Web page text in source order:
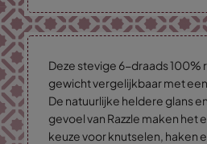
Deze stevige 6-draads 100%
gewicht vergelijkbaar met
De natuurlijke heldere glans
gevoel van Razzle maken het
keuze voor knutselen, haken